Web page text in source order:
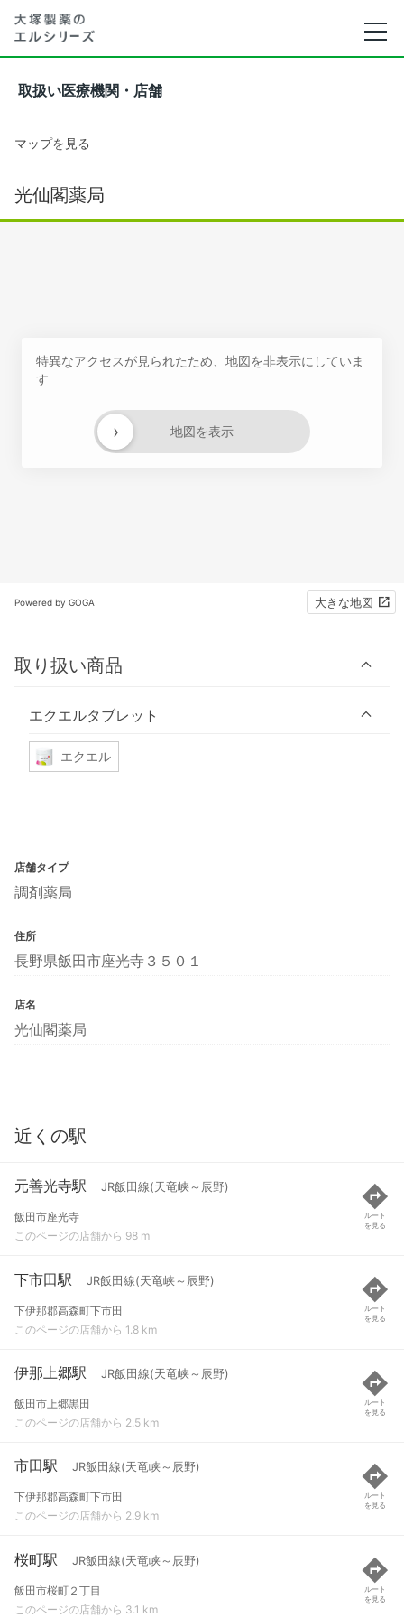
取扱い医療機関・店舗
マップを見る
光仙閣薬局
特異なアクセスが見られたため、地図を非表示にしていま
す
地図を表示
›
Powered by GOGA 大きな地図
取り扱い商品
エクエルタブレット
エクエル
店舗タイプ
調剤薬局
住所
長野県飯田市座光寺３５０１
店名
光仙閣薬局
近くの駅
元善光寺駅 JR飯田線(天竜峡～辰野)
飯田市座光寺
このページの店舗から 98 m
ルート
を見る
下市田駅 JR飯田線(天竜峡～辰野)
下伊那郡高森町下市田
このページの店舗から 1.8 km
ルート
を見る
伊那上郷駅 JR飯田線(天竜峡～辰野)
飯田市上郷黒田
このページの店舗から 2.5 km
ルート
を見る
市田駅 JR飯田線(天竜峡～辰野)
下伊那郡高森町下市田
このページの店舗から 2.9 km
ルート
を見る
桜町駅 JR飯田線(天竜峡～辰野)
飯田市桜町２丁目
このページの店舗から 3.1 km
ルート
を見る